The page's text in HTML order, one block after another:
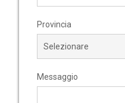
Provincia
Messaggio